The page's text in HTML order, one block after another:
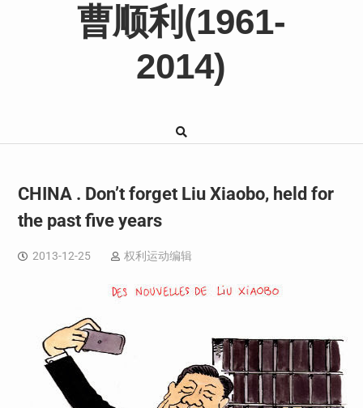
曹顺利(1961-
2014)
CHINA . Don’t forget Liu Xiaobo, held for
the past five years
2013-12-25 权利运动编辑